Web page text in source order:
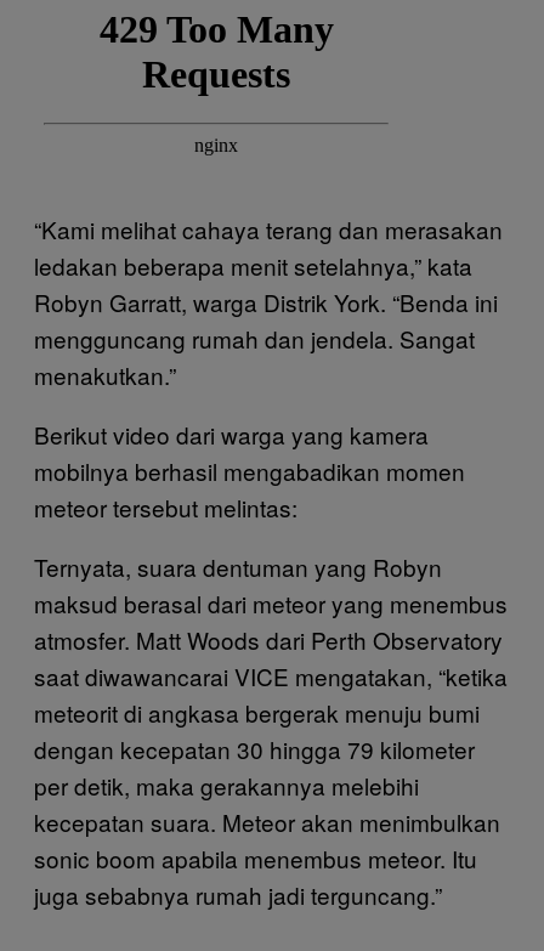
“Kami melihat cahaya terang dan merasakan
ledakan beberapa menit setelahnya,” kata
Robyn Garratt, warga Distrik York. “Benda ini
mengguncang rumah dan jendela. Sangat
menakutkan.”
Berikut video dari warga yang kamera
mobilnya berhasil mengabadikan momen
meteor tersebut melintas:
Ternyata, suara dentuman yang Robyn
maksud berasal dari meteor yang menembus
atmosfer. Matt Woods dari Perth Observatory
saat diwawancarai VICE mengatakan, “ketika
meteorit di angkasa bergerak menuju bumi
dengan kecepatan 30 hingga 79 kilometer
per detik, maka gerakannya melebihi
kecepatan suara. Meteor akan menimbulkan
sonic boom apabila menembus meteor. Itu
juga sebabnya rumah jadi terguncang.”